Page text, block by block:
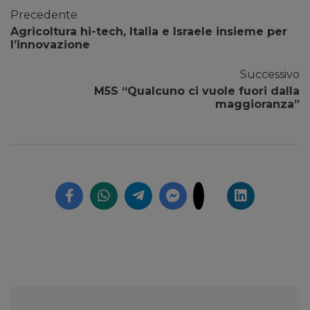
Precedente
Agricoltura hi-tech, Italia e Israele insieme per
l’innovazione
Successivo
M5S “Qualcuno ci vuole fuori dalla
maggioranza”